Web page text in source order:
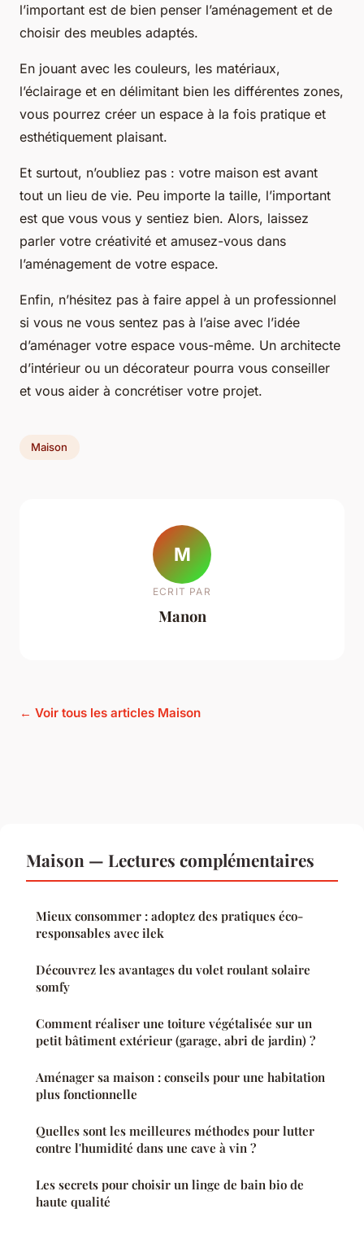
l’important est de bien penser l’aménagement et de
choisir des meubles adaptés.
En jouant avec les couleurs, les matériaux,
l’éclairage et en délimitant bien les différentes zones,
vous pourrez créer un espace à la fois pratique et
esthétiquement plaisant.
Et surtout, n’oubliez pas : votre maison est avant
tout un lieu de vie. Peu importe la taille, l’important
est que vous vous y sentiez bien. Alors, laissez
parler votre créativité et amusez-vous dans
l’aménagement de votre espace.
Enfin, n’hésitez pas à faire appel à un professionnel
si vous ne vous sentez pas à l’aise avec l’idée
d’aménager votre espace vous-même. Un architecte
d’intérieur ou un décorateur pourra vous conseiller
et vous aider à concrétiser votre projet.
Maison
M
ECRIT PAR
Manon
← Voir tous les articles Maison
Maison — Lectures complémentaires
Mieux consommer : adoptez des pratiques éco-
responsables avec ilek
Découvrez les avantages du volet roulant solaire
somfy
Comment réaliser une toiture végétalisée sur un
petit bâtiment extérieur (garage, abri de jardin) ?
Aménager sa maison : conseils pour une habitation
plus fonctionnelle
Quelles sont les meilleures méthodes pour lutter
contre l'humidité dans une cave à vin ?
Les secrets pour choisir un linge de bain bio de
haute qualité